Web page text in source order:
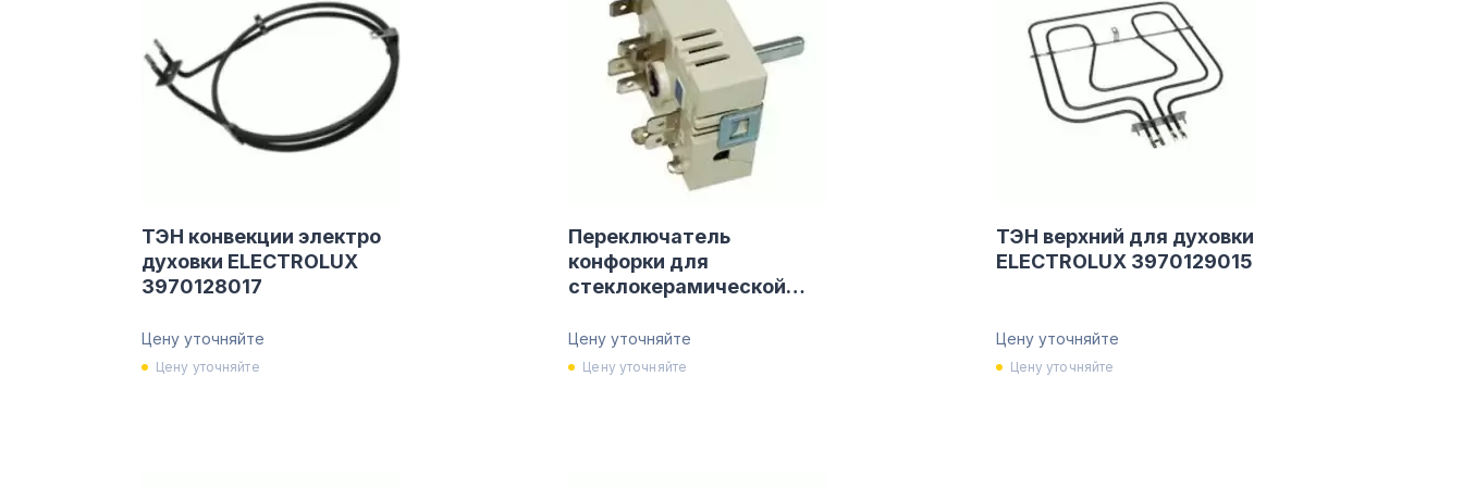
ТЭН конвекции электро
духовки ELECTROLUX
3970128017
Цену уточняйте
Цену уточняйте
Переключатель
конфорки для
стеклокерамической
481927328135
Цену уточняйте
Цену уточняйте
ТЭН верхний для духовки
ELECTROLUX 3970129015
Цену уточняйте
Цену уточняйте